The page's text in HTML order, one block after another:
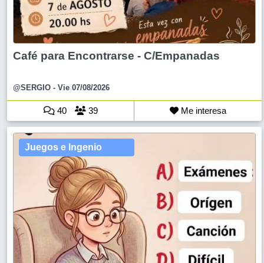
Café para Encontrarse - C/Empanadas
@SERGIO - Vie 07/08/2026
40 39 Me interesa
Juegos e Ingenio